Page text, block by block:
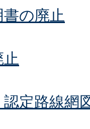
の廃止
定路線網